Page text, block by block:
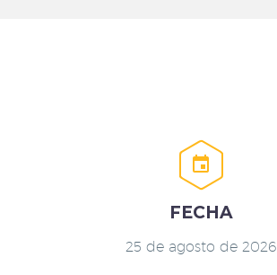


FECHA
25 de agosto de 2026